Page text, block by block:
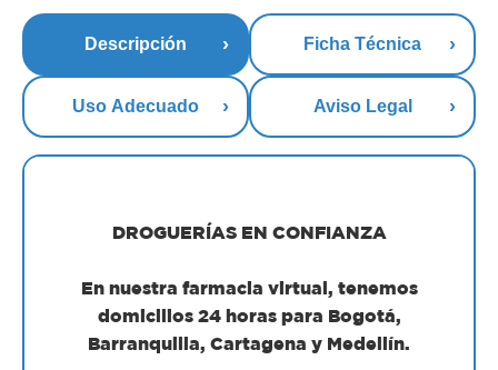
Descripción Ficha Técnica
Uso Adecuado Aviso Legal
DROGUERÍAS EN CONFIANZA
En nuestra farmacia virtual, tenemos
domicilios 24 horas para Bogotá,
Barranquilla, Cartagena y Medellín.